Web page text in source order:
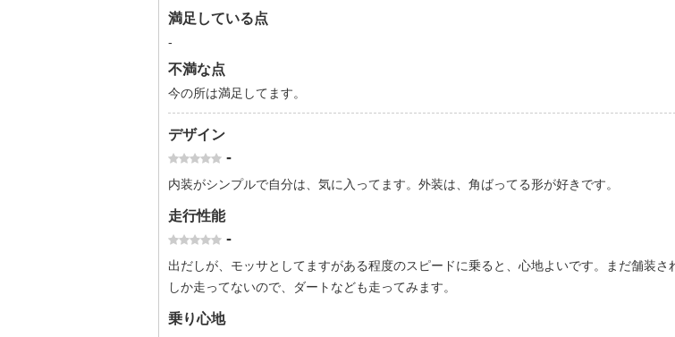
満足している点
-
不満な点
今の所は満足してます。
デザイン
-
内装がシンプルで自分は、気に入ってます。外装は、角ばってる形が好きです。
走行性能
-
出だしが、モッサとしてますがある程度のスピードに乗ると、心地よいです。まだ舗装さ
しか走ってないので、ダートなども走ってみます。
乗り心地